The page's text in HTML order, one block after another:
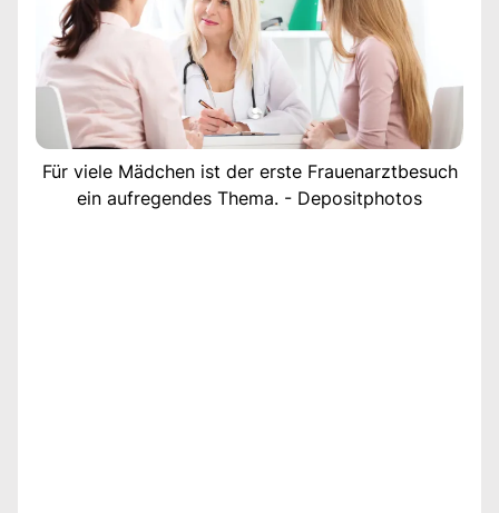
Für viele Mädchen ist der erste Frauenarztbesuch
ein aufregendes Thema. - Depositphotos